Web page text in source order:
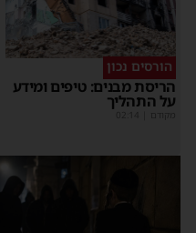
הורסים נכון
הריסת מבנים: טיפים ומידע
על התהליך
מקודם